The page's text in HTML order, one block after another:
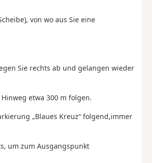
von wo aus Sie eine
Sie rechts ab und gelangen wieder
etwa 300 m folgen.
„Blaues Kreuz“ folgend,immer
um zum Ausgangspunkt